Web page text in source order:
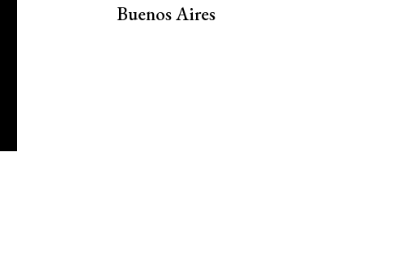
Buenos Aires